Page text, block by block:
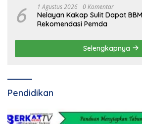
6 1 Agustus 2026 0 Komentar
Nelayan Kakap Sulit Dapat
Rekomendasi Pemda
Selengkapnya
Pendidikan